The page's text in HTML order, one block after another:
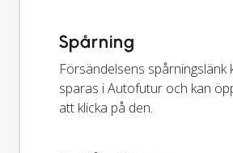
Spårning
Försändelsens spårningslänk
sparas i Autofutur och kan
att klicka på den.